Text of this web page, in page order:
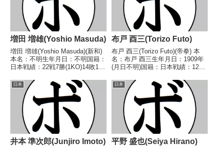
増田 増雄(Yoshio Masuda)
増田 増雄(Yoshio Masuda)(新和)
本名：不明生年月日：不明国籍：
日本戦績：22戦7勝(1KO)14敗1分
1947/09/12 ●4R判定 (採点不
明) 石井 孝男(ベ
ア)1947/09/26 ●判定...
布戸 酉三(Torizo Futo)
布戸 酉三(Torizo Futo)(帝拳) 本
名：布戸 酉三生年月日：1909年
(月日不明)国籍：日本戦績：12戦
1930年度全日本選手権ウェルタ
ー級優勝(アマチュア) 【戦歴】
(年月日不明) ○(内容...
日本
井本 準次郎(Junjiro Imoto)
日本
平野 盛也(Seiya Hirano)